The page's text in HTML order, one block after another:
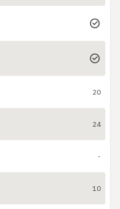
20
24
-
10